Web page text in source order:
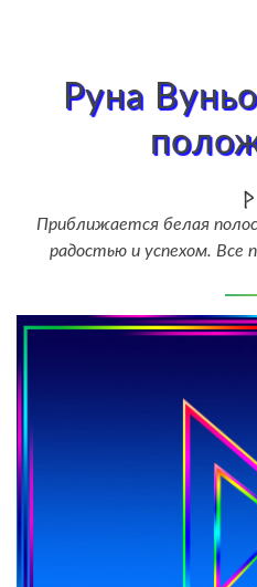
Руна
Приближается белая
радостью и успехом. Все